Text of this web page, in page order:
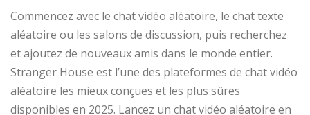
Commencez avec le chat vidéo aléatoire, le chat texte
aléatoire ou les salons de discussion, puis recherchez
et ajoutez de nouveaux amis dans le monde entier.
Stranger House est l’une des plateformes de chat vidéo
aléatoire les mieux conçues et les plus sûres
disponibles en 2025. Lancez un chat vidéo aléatoire en